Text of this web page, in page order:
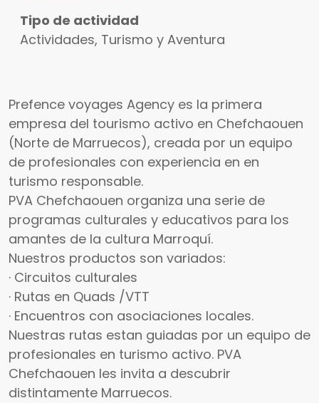
Tipo de actividad
Actividades, Turismo y Aventura
Prefence voyages Agency es la primera
empresa del tourismo activo en Chefchaouen
(Norte de Marruecos), creada por un equipo
de profesionales con experiencia en en
turismo responsable.
PVA Chefchaouen organiza una serie de
programas culturales y educativos para los
amantes de la cultura Marroquí.
Nuestros productos son variados:
· Circuitos culturales
· Rutas en Quads /VTT
· Encuentros con asociaciones locales.
Nuestras rutas estan guiadas por un equipo de
profesionales en turismo activo. PVA
Chefchaouen les invita a descubrir
distintamente Marruecos.